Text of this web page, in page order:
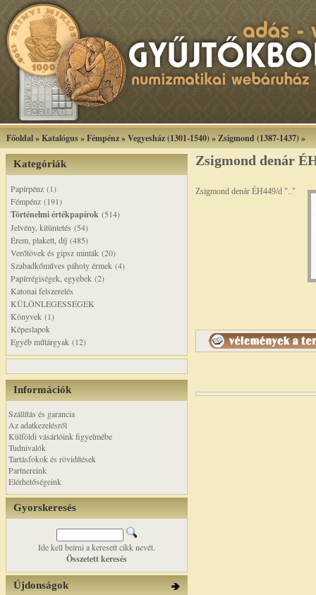
Főoldal»Katalógus»Fémpénz»Vegyesház (1301-1540)»Zsigmond (1387-1437)»
Kategóriák
Papírpénz (1)
Fémpénz (191)
Történelmi értékpapírok (514)
Jelvény, kitüntetés (54)
Érem, plakett, díj (485)
Verőtövek és gipsz minták (20)
Szabadkőműves páholy érmek (4)
Papírrégiségek, egyebek (2)
Katonai felszerelés
KÜLÖNLEGESSÉGEK
Könyvek (1)
Képeslapok
Egyéb műtárgyak (12)
Információk
Szállítás és garancia
Az adatkezelésről
Külföldi vásárlóink figyelmébe
Tudnivalók
Tartásfokok és rövidítések
Partnereink
Elérhetőségeink
Gyorskeresés
Ide kell beírni a keresett cikk nevét.
Összetett keresés
Újdonságok
Zsigmond denár
Zsigmond denár ÉH449/d ".."